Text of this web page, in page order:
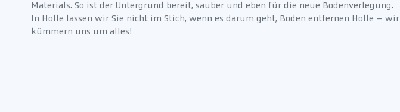
Materials. So ist der Untergrund bereit, sauber und eben für die neue Bodenverlegung.
In Holle lassen wir Sie nicht im Stich, wenn es darum geht, Boden entfernen Holle – wir
kümmern uns um alles!